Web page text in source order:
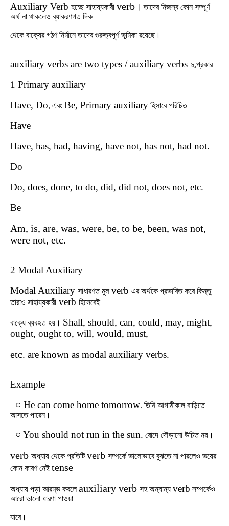
Auxiliary Verb হচ্ছে সাহায্যকারী verb । তাদের নিজস্ব কোন সম্পূর্ণ
অর্থ না থাকলেও ব্যাকরণগত দিক
থেকে বাক্যের গঠণ নির্মানে তাদের গুরুত্বপূর্ণ ভূমিকা রয়েছে।
auxiliary verbs are two types / auxiliary verbs দু,প্রকার
1 Primary auxiliary
Have, Do, এবং Be, Primary auxiliary হিসাবে পরিচিত
Have
Have, has, had, having, have not, has not, had not.
Do
Do, does, done, to do, did, did not, does not, etc.
Be
Am, is, are, was, were, be, to be, been, was not,
were not, etc.
2 Modal Auxiliary
Modal Auxiliary সাধারণত মুল verb এর অর্থকে প্রভাবিত করে কিন্তু
তারাও সাহায্যকারী verb হিসেবেই
বাক্যে ব্যবহৃত হয়। Shall, should, can, could, may, might,
ought, ought to, will, would, must,
etc. are known as modal auxiliary verbs.
Example
○ He can come home tomorrow. তিনি আগামীকাল বাড়িতে
আসতে পারেন।
○ You should not run in the sun. রোদে দৌড়ানো উচিত নয়।
verb অধ্যায় থেকে প্রতিটি verb সম্পর্কে ভালোভাবে বুঝতে না পারলেও ভয়ের
কোন কারণ নেই tense
অধ্যায় পড়া আরম্ভ করলে auxiliary verb সহ অন্যান্য verb সম্পর্কেও
আরো ভালো ধারণা পাওয়া
যাবে।